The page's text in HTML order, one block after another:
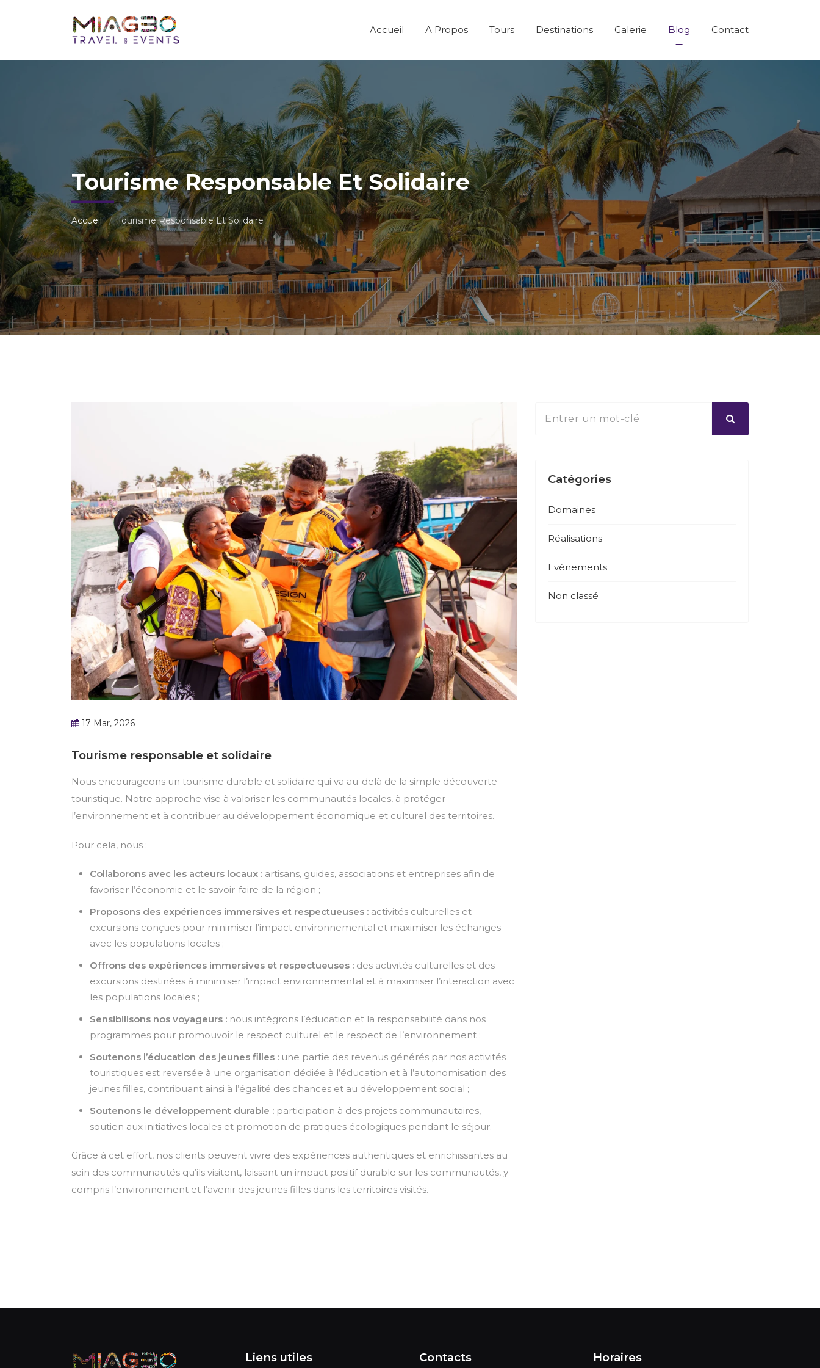
Accueil A Propos Tours Destinations Galerie Blog Contact
Tourisme Responsable Et Solidaire
Accueil Tourisme Responsable Et Solidaire
17 Mar, 2026
Tourisme responsable et solidaire
Nous encourageons un tourisme durable et solidaire qui va au-delà de la simple découverte
touristique. Notre approche vise à valoriser les communautés locales, à protéger
l’environnement et à contribuer au développement économique et culturel des territoires.
Pour cela, nous :
Collaborons avec les acteurs locaux : artisans, guides, associations et entreprises afin de
favoriser l’économie et le savoir-faire de la région ;
Proposons des expériences immersives et respectueuses : activités culturelles et
excursions conçues pour minimiser l’impact environnemental et maximiser les échanges
avec les populations locales ;
Offrons des expériences immersives et respectueuses : des activités culturelles et des
excursions destinées à minimiser l’impact environnemental et à maximiser l’interaction avec
les populations locales ;
Sensibilisons nos voyageurs : nous intégrons l’éducation et la responsabilité dans nos
programmes pour promouvoir le respect culturel et le respect de l’environnement ;
Soutenons l’éducation des jeunes filles : une partie des revenus générés par nos activités
touristiques est reversée à une organisation dédiée à l’éducation et à l’autonomisation des
jeunes filles, contribuant ainsi à l’égalité des chances et au développement social ;
Soutenons le développement durable : participation à des projets communautaires,
soutien aux initiatives locales et promotion de pratiques écologiques pendant le séjour.
Grâce à cet effort, nos clients peuvent vivre des expériences authentiques et enrichissantes au
sein des communautés qu’ils visitent, laissant un impact positif durable sur les communautés, y
compris l’environnement et l’avenir des jeunes filles dans les territoires visités.
Catégories
Domaines
Réalisations
Evènements
Non classé
Liens utiles Contacts Horaires